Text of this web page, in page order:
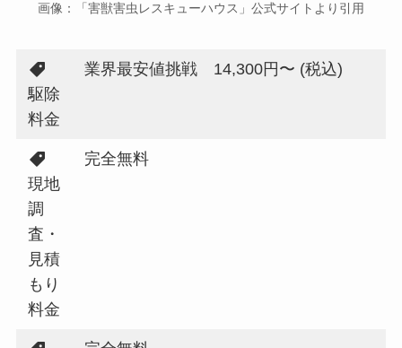
画像：「害獣害虫レスキューハウス」公式サイトより引用
駆除
料金
業界最安値挑戦 14,300円〜 (税込)
現地
調
査・
見積
もり
料金
完全無料